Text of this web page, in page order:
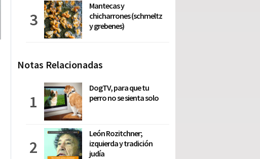
Mantecas y
chicharrones (schmeltz
y grebenes)
Notas Relacionadas
DogTV, para que tu
perro no se sienta solo
León Rozitchner;
izquierda y tradición
judía